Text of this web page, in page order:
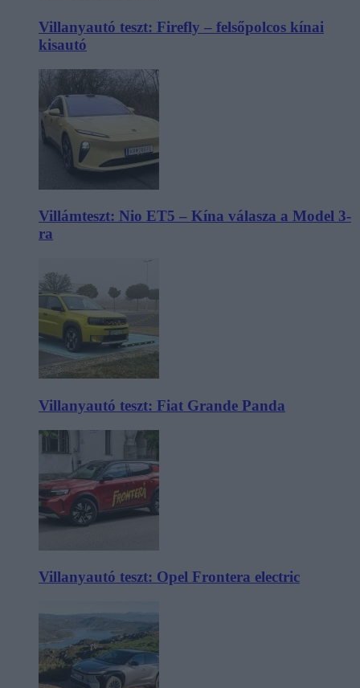
Villanyautó teszt: Firefly – felsőpolcos kínai
kisautó
Villámteszt: Nio ET5 – Kína válasza a Model 3-
ra
Villanyautó teszt: Fiat Grande Panda
Villanyautó teszt: Opel Frontera electric